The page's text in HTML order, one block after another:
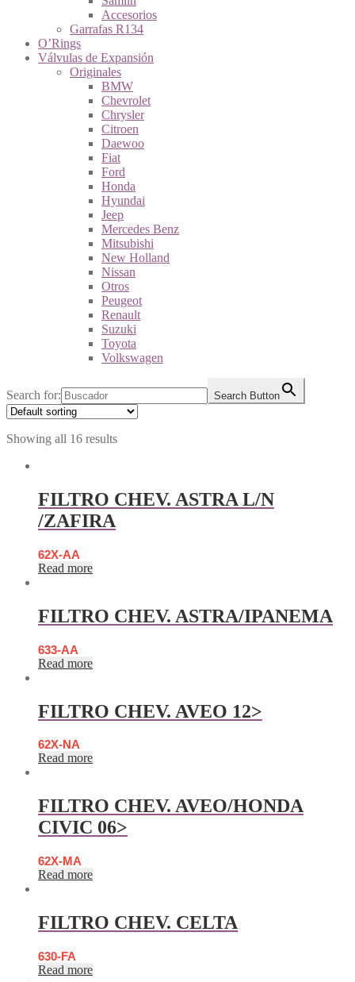
Accesorios
Garrafas R134
O’Rings
Válvulas de Expansión
Originales
BMW
Chevrolet
Chrysler
Citroen
Daewoo
Fiat
Ford
Honda
Hyundai
Jeep
Mercedes Benz
Mitsubishi
New Holland
Nissan
Otros
Peugeot
Renault
Suzuki
Toyota
Volkswagen
Search for: Search Button
Showing all 16 results
FILTRO CHEV. ASTRA L/N
/ZAFIRA
62X-AA
Read more
FILTRO CHEV. ASTRA/IPANEMA
633-AA
Read more
FILTRO CHEV. AVEO 12>
62X-NA
Read more
FILTRO CHEV. AVEO/HONDA
CIVIC 06>
62X-MA
Read more
FILTRO CHEV. CELTA
630-FA
Read more